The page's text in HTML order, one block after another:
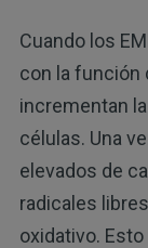
Cuando los
con la función
incrementan
células. Una
elevados de
radicales
oxidativo.